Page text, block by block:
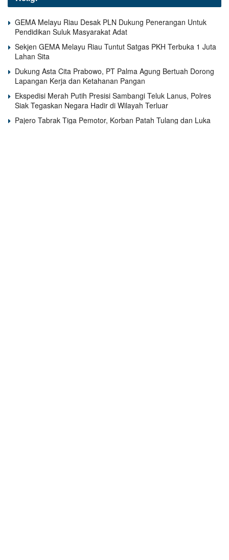
GEMA Melayu Riau Desak PLN Dukung Penerangan Untuk
Pendidikan Suluk Masyarakat Adat
Sekjen GEMA Melayu Riau Tuntut Satgas PKH Terbuka 1 Juta
Lahan Sita
Dukung Asta Cita Prabowo, PT Palma Agung Bertuah Dorong
Lapangan Kerja dan Ketahanan Pangan
Ekspedisi Merah Putih Presisi Sambangi Teluk Lanus, Polres
Siak Tegaskan Negara Hadir di Wilayah Terluar
Pajero Tabrak Tiga Pemotor, Korban Patah Tulang dan Luka